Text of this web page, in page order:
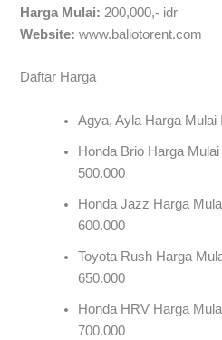
Harga Mulai: 200,000,- idr
Website: www.baliotorent.com
Daftar Harga
Agya, Ayla Harga Mulai
Honda Brio Harga
500.000
Honda Jazz Harga
600.000
Toyota Rush Harga
650.000
Honda HRV Harga
700.000